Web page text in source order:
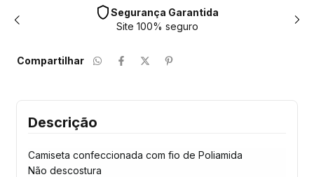
Segurança Garantida
Site 100% seguro
Compartilhar
Descrição
Camiseta confeccionada com fio de Poliamida
Não descostura